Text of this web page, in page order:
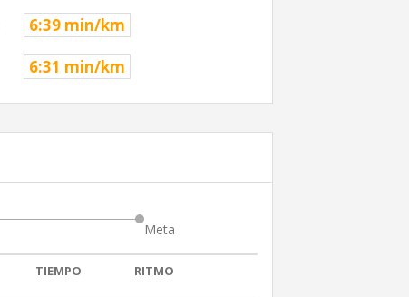
6:39 min/km
6:31 min/km
Meta
TIEMPO RITMO